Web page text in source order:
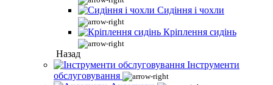
Сидіння і чохли
Кріплення сидінь
Назад
Інструменти
обслуговування